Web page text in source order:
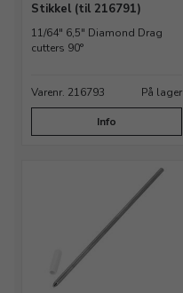
Stikkel (til 216791)
11/64" 6,5" Diamond Drag
cutters 90°
Varenr. 216793 På lager
Info